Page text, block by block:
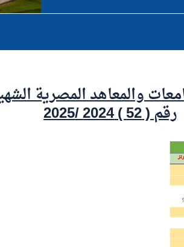
والمعاهد المصرية
رقم ( 52 ) 2024 /2025